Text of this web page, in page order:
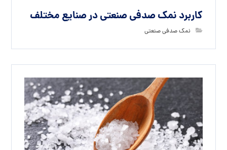
کاربرد نمک صدفی صنعتی در صنایع مختلف
نمک صدفی صنعتی